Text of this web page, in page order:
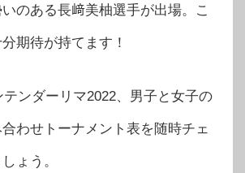
のある長﨑美柚選手が出場。こ
期待が持てます！
ンダーリマ2022、男子と女子の
わせトーナメント表を随時チェ
ょう。